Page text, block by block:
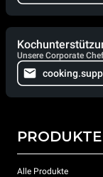
Unsere Corporate
PRODUKTE
Alle Produkte